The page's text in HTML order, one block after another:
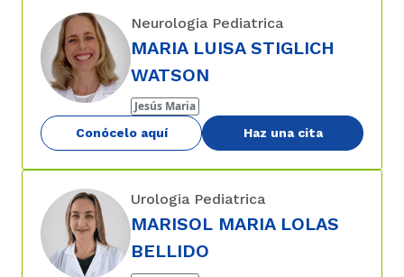
Neurologia Pediatrica
MARIA LUISA STIGLICH
WATSON
Jesús Maria
Conócelo aquí Haz una cita
Urologia Pediatrica
MARISOL MARIA LOLAS
BELLIDO